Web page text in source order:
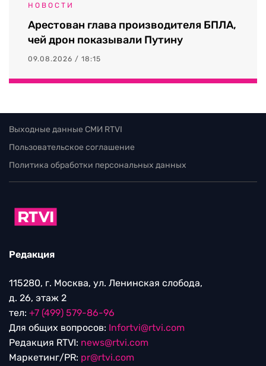
НОВОСТИ
Арестован глава производителя БПЛА,
чей дрон показывали Путину
09.08.2026 / 18:15
Выходные данные СМИ RTVI
Пользовательское соглашение
Политика обработки персональных данных
Редакция
115280, г. Москва, ул. Ленинская слобода,
д. 26, этаж 2
тел: +7 (499) 579-86-96
Для общих вопросов: Infortvi@rtvi.com
Редакция RTVI: news@rtvi.com
Маркетинг/PR: pr@rtvi.com